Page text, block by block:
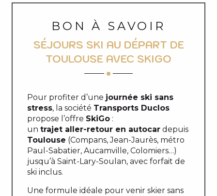
BON À SAVOIR
SÉJOURS SKI AU DÉPART DE
TOULOUSE AVEC SKIGO
Pour profiter d’une journée ski sans
stress, la société Transports Duclos
propose l’offre SkiGo :
un trajet aller-retour en autocar depuis
Toulouse (Compans, Jean-Jaurès, métro
Paul-Sabatier, Aucamville, Colomiers…)
jusqu’à Saint-Lary-Soulan, avec forfait de
ski inclus.
Une formule idéale pour venir skier sans